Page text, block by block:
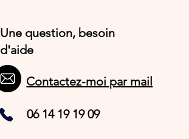
Une question, besoin
d'aide
Contactez-moi par mail
06 14 19 19 09